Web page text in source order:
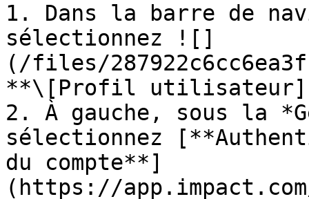
1. Dans la barre de
sélectionnez ![]
(/files/
**\[Profil utilisateur]
2. À gauche, sous la
sélectionnez
du compte**]
(https://